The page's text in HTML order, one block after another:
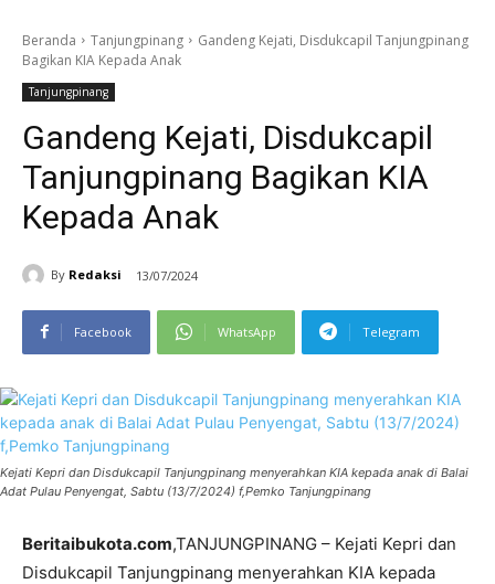
Beranda Tanjungpinang
Gandeng Kejati, Disdukcapil Tanjungpinang
Bagikan KIA Kepada Anak
Tanjungpinang
Gandeng Kejati, Disdukcapil
Tanjungpinang Bagikan KIA
Kepada Anak
By Redaksi 13/07/2024
Facebook WhatsApp Telegram
Kejati Kepri dan Disdukcapil Tanjungpinang menyerahkan KIA kepada anak di Balai
Adat Pulau Penyengat, Sabtu (13/7/2024) f,Pemko Tanjungpinang
Beritaibukota.com,TANJUNGPINANG – Kejati Kepri dan
Disdukcapil Tanjungpinang menyerahkan KIA kepada